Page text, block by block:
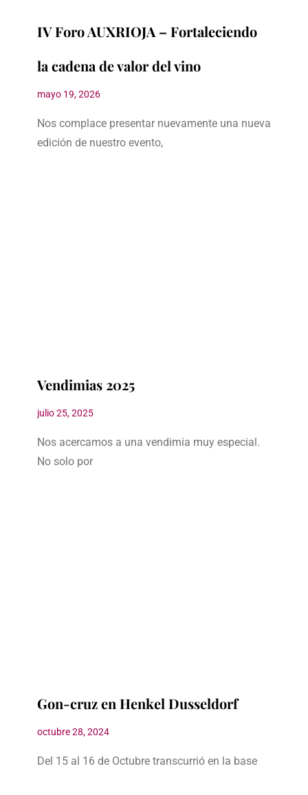
IV Foro AUXRIOJA – Fortaleciendo
la cadena de valor del vino
mayo 19, 2026
Nos complace presentar nuevamente una nueva
edición de nuestro evento,
Vendimias 2025
julio 25, 2025
Nos acercamos a una vendimia muy especial.
No solo por
Gon-cruz en Henkel Dusseldorf
octubre 28, 2024
Del 15 al 16 de Octubre transcurrió en la base